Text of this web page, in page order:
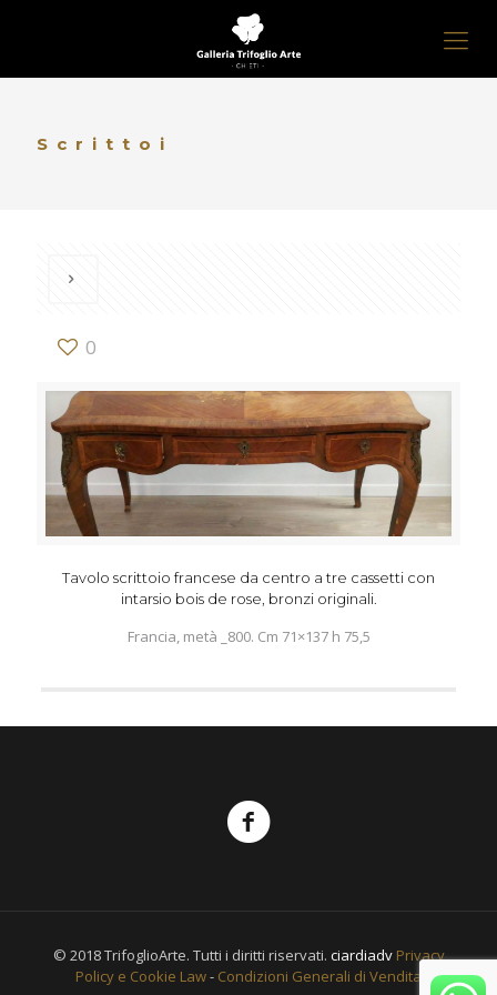
Scrittoi
0
Tavolo scrittoio francese da centro a tre cassetti con
intarsio bois de rose, bronzi originali.
Francia, metà _800. Cm 71×137 h 75,5
© 2018 TrifoglioArte. Tutti i diritti riservati. ciardiadv Privacy
Policy e Cookie Law- Condizioni Generali di Vendita